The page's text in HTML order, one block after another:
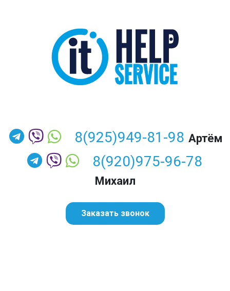
8(925)949-81-98 Артём
8(920)975-96-78
Михаил
Заказать звонок